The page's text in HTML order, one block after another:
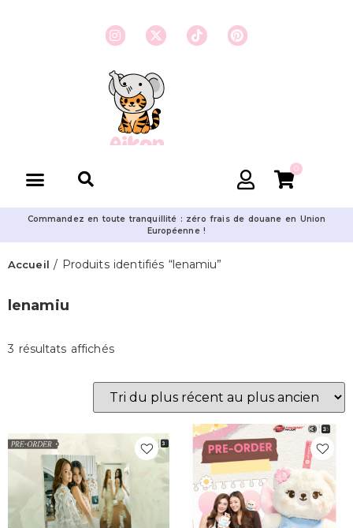
0
Commandez en toute tranquillité : zéro frais de douane en Union
Européenne !
Accueil / Produits identifiés “lenamiu”
lenamiu
3 résultats affichés